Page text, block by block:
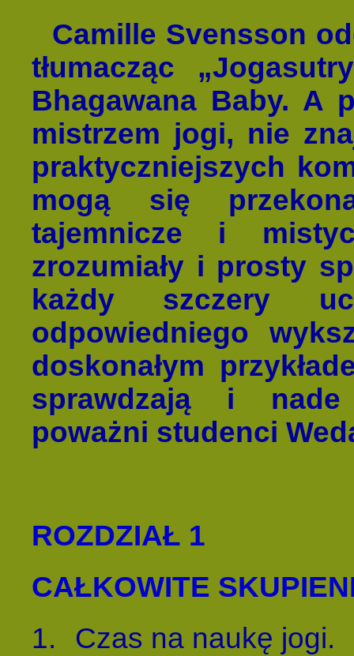
Camille Svensson
tłumacząc
Bhagawana Baby. A
mistrzem jogi, nie
praktyczniejszych
mogą się
tajemnicze i
zrozumiały i prosty
każdy szczery
odpowiedniego
doskonałym
sprawdzają i nade
poważni studenci
ROZDZIAŁ 1
CAŁKOWITE
1.
Czas na naukę jogi.